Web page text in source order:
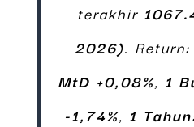
terakhir
2026). Return:
MtD +0,08%, 1
-1,74%, 1